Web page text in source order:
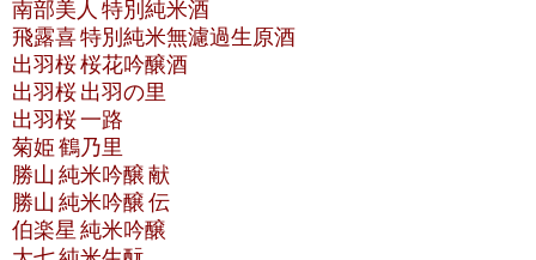
南部美人 特別純米酒
飛露喜 特別純米無濾過生原酒
出羽桜 桜花吟醸酒
出羽桜 出羽の里
出羽桜 一路
菊姫 鶴乃里
勝山 純米吟醸 献
勝山 純米吟醸 伝
伯楽星 純米吟醸